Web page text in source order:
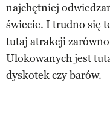
najchętniej
świecie. I trudno się
tutaj atrakcji
Ulokowanych jest
dyskotek czy barów.